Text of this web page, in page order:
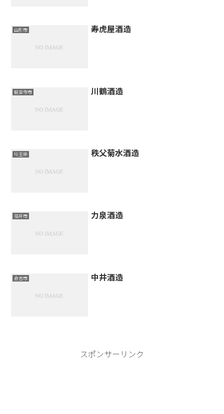
山形市 寿虎屋酒造
観音寺市 川鶴酒造
埼玉県 秩父菊水酒造
福井市 力泉酒造
倉吉市 中井酒造
スポンサーリンク